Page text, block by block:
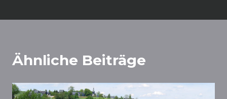
Ähnliche Beiträge